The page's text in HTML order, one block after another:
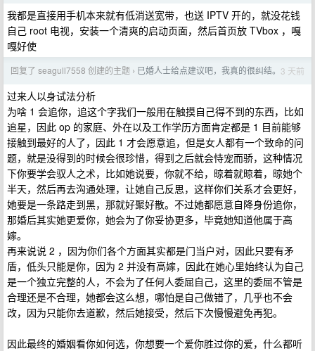
我都是直接用手机本来就有低消送宽带，也送 IPTV 开的，就没花钱
自己 root 电视，安装一个清爽的启动页面，然后首页放 TVbox ，嘎
嘎好使
回复了 seagull7558 创建的主题 › 已婚人士给点建议吧，我真的很纠结。 3 天前
过来人以身试法分析
为啥 1 会追你，追这个字我们一般用在触摸自己得不到的东西，比如
追星，因此 op 的家庭、外在以及工作学历方面肯定都是 1 目前能够
接触到最好的人了，因此 1 才会愿意追，但是女人都有一个致命的问
题，就是没得到的时候会很珍惜，得到之后就会恃宠而骄，这种情况
下你要学会驭人之术，比如她说要，你就不给，晾着就晾着，晾她个
半天，然后再去沟通处理，让她自己反思，这样你们关系才会更好，
她要是一条路走到黑，那就好聚好散。不过她都愿意自降身份追你，
那婚后其实她更爱你，她会为了你妥协更多，毕竟她知道他属于高
嫁。
再来说说 2 ，因为你们各个方面其实都是门当户对，因此只要有矛
盾，低头只能是你，因为 2 并没有高嫁，因此在她心里始终认为自己
是一个独立完整的人，不会为了任何人委屈自己，这里的委屈不管是
合理还是不合理，她都会这么想，哪怕是自己做错了，几乎也不会
改，因为只能你去道歉，然后她接受，然后下次慢慢避免再犯。
因此最终的婚姻看你如何选，你想要一个爱你胜过你的爱，什么都听